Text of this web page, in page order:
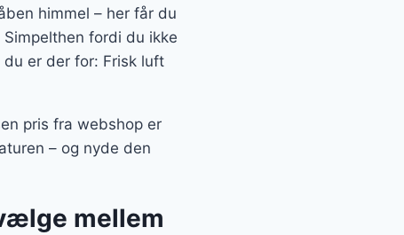
himmel – her får du
fordi du ikke
er der for: Frisk luft
pris fra webshop er
– og nyde den
mellem